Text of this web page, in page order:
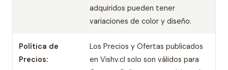
adquiridos pueden tener
variaciones de color y diseño.
Política de
Precios:
Los Precios y Ofertas publicados
en Vishv.cl solo son válidos para